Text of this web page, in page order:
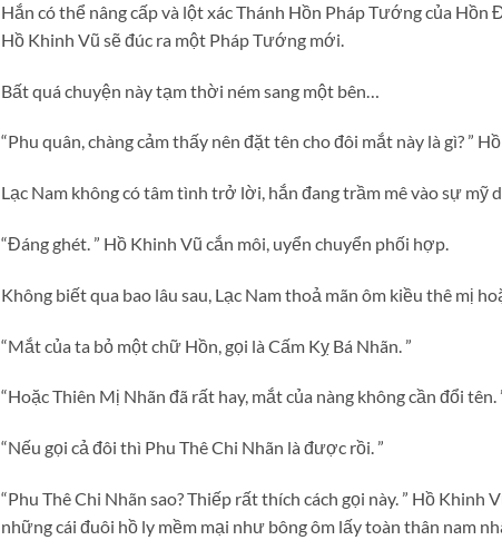
Hắn có thể nâng cấp và lột xác Thánh Hồn Pháp Tướng của
Hồ Khinh Vũ sẽ đúc ra một Pháp Tướng mới.
Bất quá chuyện này tạm thời ném sang một bên…
“Phu quân, chàng cảm thấy nên đặt tên cho đôi mắt này là gì? ”
Lạc Nam không có tâm tình trở lời, hắn đang trầm mê vào sự mỹ
“Đáng ghét. ” Hồ Khinh Vũ cắn môi, uyển chuyển phối hợp.
Không biết qua bao lâu sau, Lạc Nam thoả mãn ôm kiều thê mị
“Mắt của ta bỏ một chữ Hồn, gọi là Cấm Kỵ Bá Nhãn. ”
“Hoặc Thiên Mị Nhãn đã rất hay, mắt của nàng không cần đổi tên.
“Nếu gọi cả đôi thì Phu Thê Chi Nhãn là được rồi. ”
“Phu Thê Chi Nhãn sao? Thiếp rất thích cách gọi này. ” Hồ
những cái đuôi hồ ly mềm mại như bông ôm lấy toàn thân nam